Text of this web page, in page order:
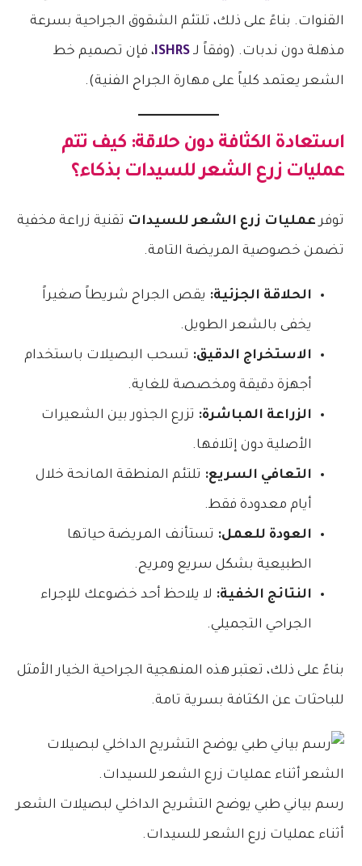
القنوات. بناءً على ذلك، تلتئم الشقوق الجراحية بسرعة
مذهلة دون ندبات. (وفقاً لـISHRS، فإن تصميم خط
الشعر يعتمد كلياً على مهارة الجراح الفنية).
استعادة الكثافة دون حلاقة: كيف تتم
عمليات زرع الشعر للسيدات بذكاء؟
توفرعمليات زرع الشعر للسيدات تقنية زراعة مخفية
تضمن خصوصية المريضة التامة.
الحلاقة الجزئية: يقص الجراح شريطاً صغيراً
يخفى بالشعر الطويل.
الاستخراج الدقيق: تسحب البصيلات باستخدام
أجهزة دقيقة ومخصصة للغاية.
الزراعة المباشرة: تزرع الجذور بين الشعيرات
الأصلية دون إتلافها.
التعافي السريع: تلتئم المنطقة المانحة خلال
أيام معدودة فقط.
العودة للعمل: تستأنف المريضة حياتها
الطبيعية بشكل سريع ومريح.
النتائج الخفية: لا يلاحظ أحد خضوعك للإجراء
الجراحي التجميلي.
بناءً على ذلك، تعتبر هذه المنهجية الجراحية الخيار الأمثل
للباحثات عن الكثافة بسرية تامة.
رسم بياني طبي يوضح التشريح الداخلي لبصيلات الشعر
أثناء عمليات زرع الشعر للسيدات.